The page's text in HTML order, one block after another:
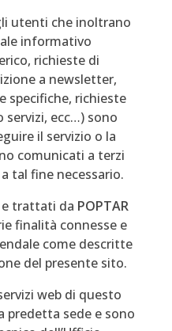
utenti che inoltrano
informativo
richieste di
a newsletter,
specifiche, richieste
ecc…) sono
il servizio o la
comunicati a terzi
tal fine necessario.
trattati da POPTAR
finalità connesse e
come descritte
del presente sito.
web di questo
predetta sede e sono